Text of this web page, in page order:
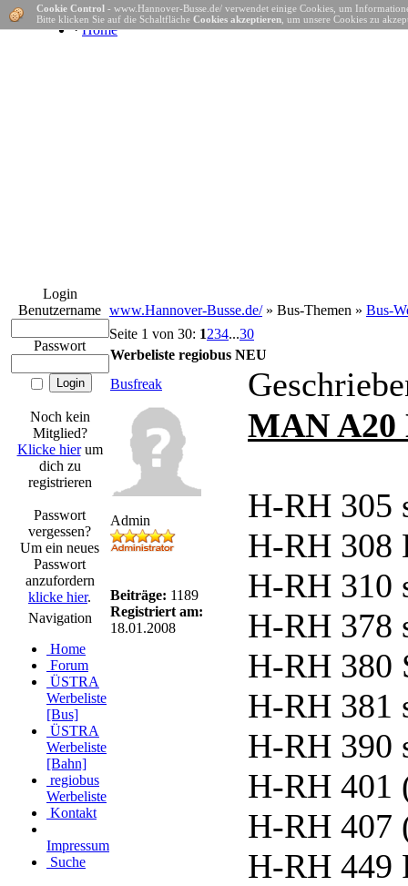
· Home
Login
Benutzername
Passwort
Noch kein
Mitglied?
Klicke hierum
dich zu
registrieren
Passwort
vergessen?
Um ein neues
Passwort
anzufordern
klicke hier.
Navigation
Home
Forum
ÜSTRA
Werbeliste
[Bus]
ÜSTRA
Werbeliste
[Bahn]
regiobus
Werbeliste
Kontakt
Impressum
Suche
Cookie Control - www.Hannover-Busse.de/ verwendet einige Cookies, um
Bitte klicken Sie auf die Schaltfläche Cookies akzeptieren , um unsere Cookies zu
www.Hannover-Busse.de/» Bus-Themen » Bus-
Seite 1 von 30: 1234...30
Werbeliste regiobus NEU
Busfreak
Admin
Beiträge: 1189
Registriert am:
18.01.2008
MAN A20
H-RH 305
H-RH 308
H-RH 310
H-RH 378
H-RH 380
H-RH 381
H-RH 390
H-RH 401
H-RH 407
H-RH 449